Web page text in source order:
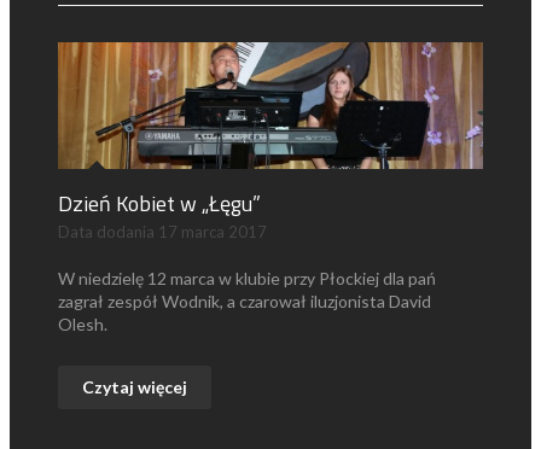
Dzień Kobiet w „Łęgu”
Data dodania 17 marca 2017
W niedzielę 12 marca w klubie przy Płockiej dla pań
zagrał zespół Wodnik, a czarował iluzjonista David
Olesh.
Czytaj więcej